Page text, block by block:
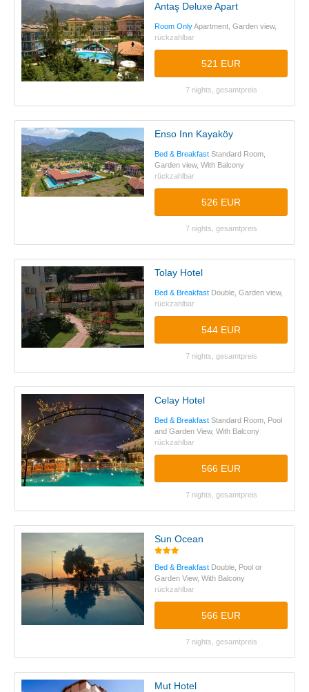
Antaş Deluxe Apart
Room OnlyApartment, Garden view,
rückzahlbar
521 EUR
7 nights, gesamtpreis
Enso Inn Kayaköy
Bed & Breakfast Standard Room,
Garden view, With Balcony
rückzahlbar
526 EUR
7 nights, gesamtpreis
Tolay Hotel
Bed & Breakfast Double, Garden view,
rückzahlbar
544 EUR
7 nights, gesamtpreis
Celay Hotel
Bed & Breakfast Standard Room, Pool
and Garden View, With Balcony
rückzahlbar
566 EUR
7 nights, gesamtpreis
Sun Ocean
Bed & Breakfast Double, Pool or
Garden View, With Balcony
rückzahlbar
566 EUR
7 nights, gesamtpreis
Mut Hotel